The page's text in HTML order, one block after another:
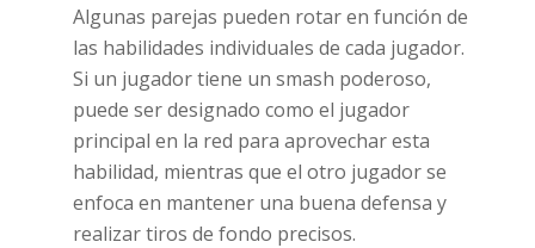
Algunas parejas pueden rotar en función de
las habilidades individuales de cada jugador.
Si un jugador tiene un smash poderoso,
puede ser designado como el jugador
principal en la red para aprovechar esta
habilidad, mientras que el otro jugador se
enfoca en mantener una buena defensa y
realizar tiros de fondo precisos.